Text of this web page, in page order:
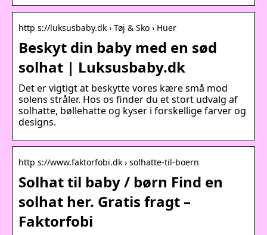
http s://luksusbaby.dk › Tøj & Sko › Huer
Beskyt din baby med en sød
solhat | Luksusbaby.dk
Det er vigtigt at beskytte vores kære små mod
solens stråler. Hos os finder du et stort udvalg af
solhatte, bøllehatte og kyser i forskellige farver og
designs.
http s://www.faktorfobi.dk › solhatte-til-boern
Solhat til baby / børn Find en
solhat her. Gratis fragt –
Faktorfobi